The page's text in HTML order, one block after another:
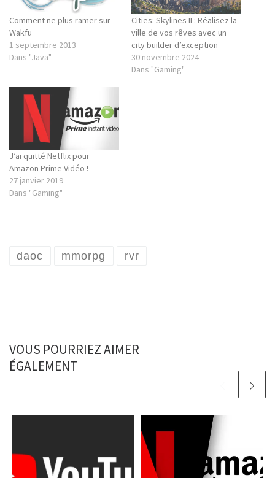
Comment ne plus ramer sur
Wakfu
1 septembre 2013
Dans "Java"
Cities: Skylines II : Réalisez la
ville de vos rêves avec un
city builder d’exception
30 novembre 2024
Dans "Gaming"
J’ai quitté Netflix pour
Amazon Prime Vidéo !
27 janvier 2019
Dans "Gaming"
daoc mmorpg rvr
VOUS POURRIEZ AIMER
ÉGALEMENT